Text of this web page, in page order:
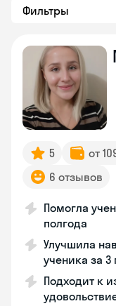
Фильтры
5 от
6 отзывов
Помогла
полгода
Улучшила
ученика за
Подходит к